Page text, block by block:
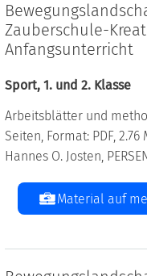
Zauberschule-
Anfangsunterricht
Sport, 1. und 2. Klasse
Arbeitsblätter und
Seiten, Format: PDF, 2.76
Hannes O. Josten,
Material auf